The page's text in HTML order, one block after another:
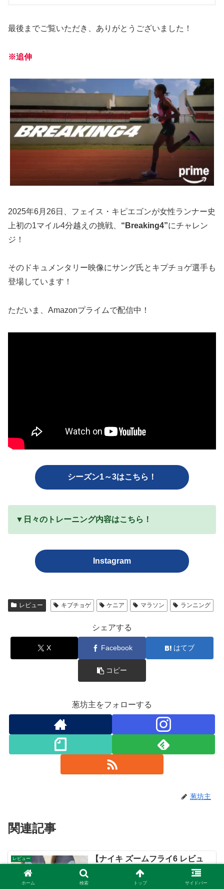
最後までご覧いただき、ありがとうございました！
※追伸
2025年6月26日、フェイス・キピエゴンが女性ランナー史
上初の1マイル4分越えの挑戦、 “Breaking4”にチャレン
ジ！
そのドキュメンタリー映像にサング氏とキプチョゲ選手も
登場しています！
ただいま、Amazonプライムで配信中！
シーズン1～3はこちら！
▼日々のトレーニング内容はこちら！
Instagram
レビュー キプチョゲ ケニア マラソン ランニング
シェアする
X Facebook はてブ
コピー
葱坊主をフォローする
葱坊主
関連記事
レビュー
【ナイキ ズームフライ6 レビュ
ー】クッション性と軽さが大幅ア
ホーム 検索 トップ サイドバー